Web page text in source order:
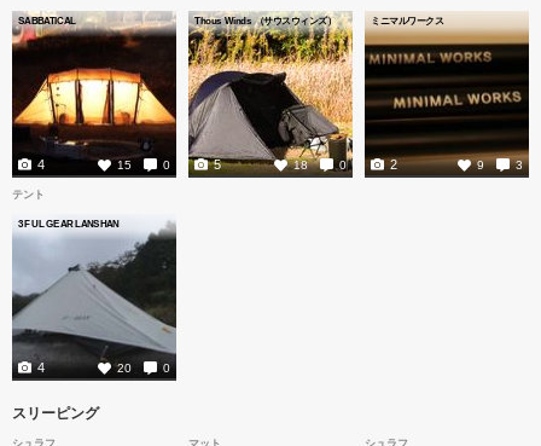
SABBATICAL
15 0
4
Thous Winds （サウスウィンズ）
18 0
5
ミニマルワークス
9 3
2
テント
3F UL GEAR LANSHAN
20 0
4
スリーピング